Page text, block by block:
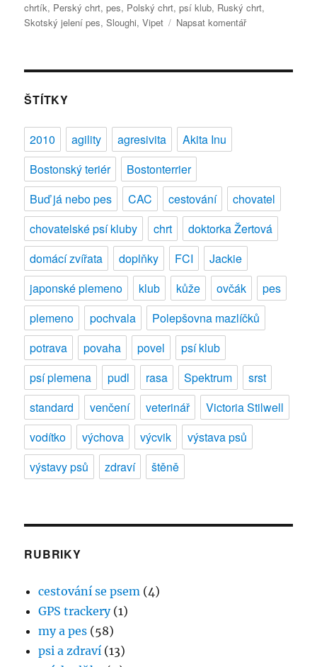
chrtík, Perský chrt,pes, Polský chrt,psí klub, Ruský chrt,
Skotský jelení pes,Sloughi,Vipet Napsat komentářpro
názvem
ŠTÍTKY
2010 agility agresivita
Akita Inu
Bostonský teriér
Bostonterrier
Buď já nebo pes
CAC cestování
chovatel
chovatelské psí kluby
chrt
doktorka Žertová
domácí zvířata
doplňky FCI
Jackie
japonské plemeno
klub kůže ovčák
pes
plemeno
pochvala
Polepšovna mazlíčků
potrava
povaha povel
psí klub
psí plemena
pudl rasa Spektrum
srst
standard
venčení veterinář
Victoria Stilwell
vodítko
výchova výcvik
výstava psů
výstavy psů
zdraví štěně
RUBRIKY
cestování se psem (4)
GPS trackery(1)
my a pes (58)
psi a zdraví (13)